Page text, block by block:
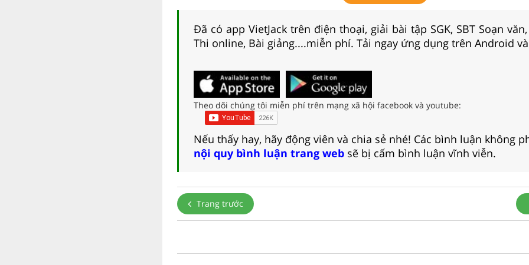
Đã có app VietJack trên điện thoại, giải bài tập SGK, SBT Soạn
Thi online, Bài giảng....miễn phí. Tải ngay ứng dụng trên Android và
Theo dõi chúng tôi miễn phí trên mạng xã hội facebook và youtube:
Nếu thấy hay, hãy động viên và chia sẻ nhé! Các bình luận không
nội quy bình luận trang web sẽ bị cấm bình luận vĩnh viễn.
Trang trước